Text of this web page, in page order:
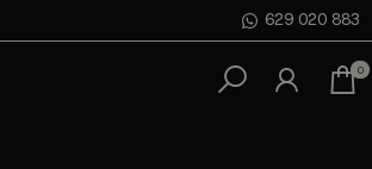
629 020 883
0